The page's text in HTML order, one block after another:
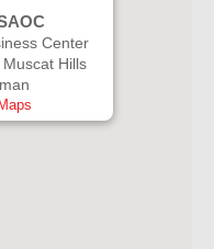
Center,
Hills,